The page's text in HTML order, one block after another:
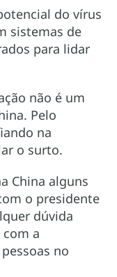
do vírus
sistemas de
para lidar
não é um
Pelo
na
o surto.
China alguns
o presidente
dúvida
a
no